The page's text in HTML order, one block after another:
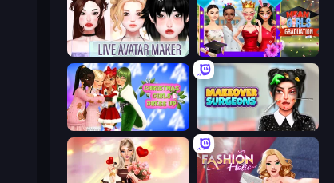
Live Avatar Maker: Girls Mean Girls Graduation Day
Christmas Girls Dress Up Makeover Surgeons